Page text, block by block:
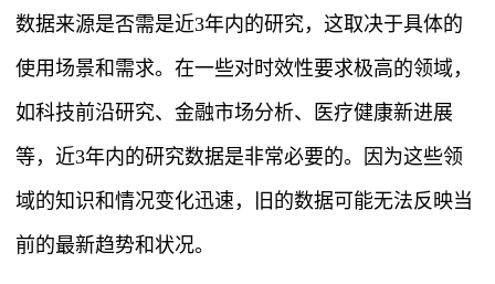
数据来源是否需是近3年内的研究，这取决于具体的
使用场景和需求。在一些对时效性要求极高的领域，
如科技前沿研究、金融市场分析、医疗健康新进展
等，近3年内的研究数据是非常必要的。因为这些领
域的知识和情况变化迅速，旧的数据可能无法反映当
前的最新趋势和状况。